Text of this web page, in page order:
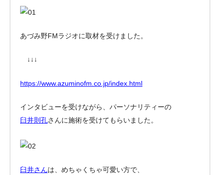
あづみ野FMラジオに取材を受けました。
↓↓↓
https://www.azuminofm.co.jp/index.html
インタビューを受けながら、パーソナリティーの
臼井則孔さんに施術を受けてもらいました。
臼井さんは、めちゃくちゃ可愛い方で、